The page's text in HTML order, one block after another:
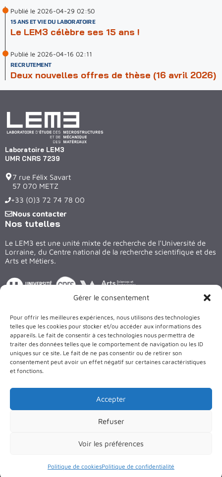
Gérer le consentement
Pour offrir les meilleures expériences, nous utilisons des technologies
telles que les cookies pour stocker et/ou accéder aux informations des
appareils. Le fait de consentir à ces technologies nous permettra de
traiter des données telles que le comportement de navigation ou les ID
uniques sur ce site. Le fait de ne pas consentir ou de retirer son
consentement peut avoir un effet négatif sur certaines caractéristiques
et fonctions.
Accepter
Refuser
Voir les préférences
Politique de cookiesPolitique de confidentialité
Publié le 2026-04-29 02:50
15 ANS ET VIE DU LABORATOIRE
Le LEM3 célèbre ses 15 ans !
Publié le 2026-04-16 02:11
RECRUTEMENT
Deux nouvelles offres de thèse (16 avril 2026)
Laboratoire LEM3
UMR CNRS 7239
7 rue Félix Savart
57 070 METZ
+33 (0)3 72 74 78 00
Nous contacter
Nos tutelles
Le LEM3 est une unité mixte de recherche de l'Université de
Lorraine, du Centre national de la recherche scientifique et des
Arts et Métiers.
Suivez nous sur les réseaux
LinkedIn
X Facebook
YouTube
Le bâtiment et les équipements du LEM3 sont cofinancés par
l’Union Européenne
Université de Lorraine
légales•Politique de confidentialité